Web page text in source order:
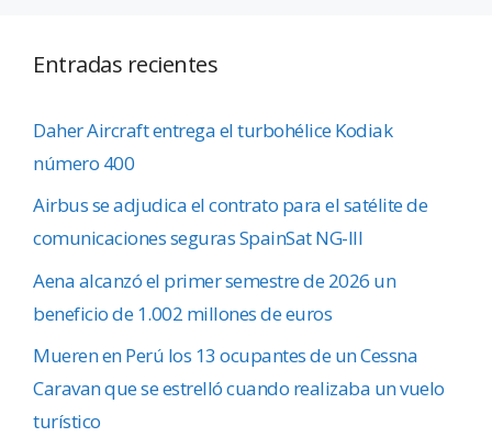
Entradas recientes
Daher Aircraft entrega el turbohélice Kodiak
número 400
Airbus se adjudica el contrato para el satélite de
comunicaciones seguras SpainSat NG-III
Aena alcanzó el primer semestre de 2026 un
beneficio de 1.002 millones de euros
Mueren en Perú los 13 ocupantes de un Cessna
Caravan que se estrelló cuando realizaba un vuelo
turístico